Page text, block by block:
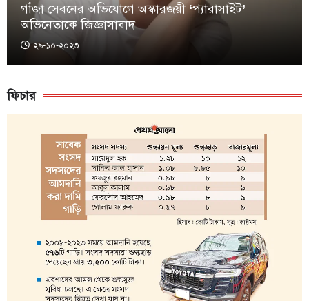
গাঁজা সেবনের অভিযোগে অস্কারজয়ী ‘প্যারাসাইট’
অভিনেতাকে জিজ্ঞাসাবাদ
২৯-১০-২০২৩
ফিচার